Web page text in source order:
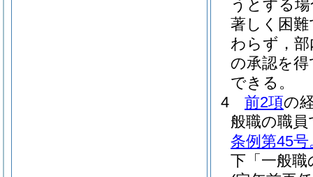
うとする
著しく困
わらず，
の承認を
できる。
4
前2項の
般職の職員
条例第45
下「一般